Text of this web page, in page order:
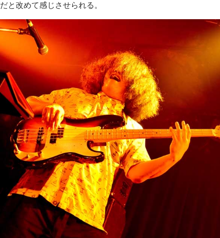
だと改めて感じさせられる。